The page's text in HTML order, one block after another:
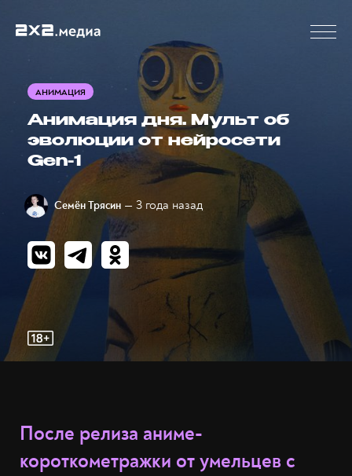
АНИМАЦИЯ
Анимация дня. Мульт об
эволюции от нейросети
Gen-1
Семён Трясин — 3 года назад
После релиза аниме-
короткометражки от умельцев с